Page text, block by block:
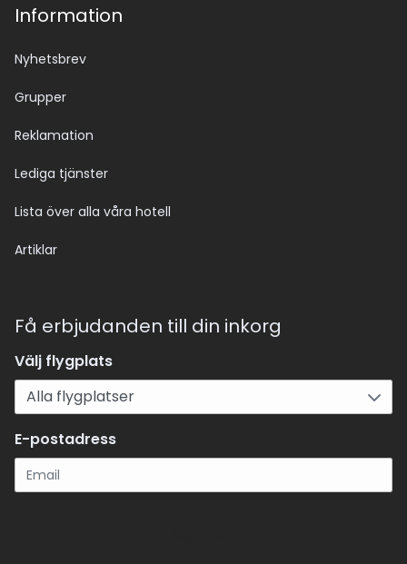
Information
Nyhetsbrev
Grupper
Reklamation
Lediga tjänster
Lista över alla våra hotell
Artiklar
Få erbjudanden till din inkorg
Välj flygplats
E-postadress